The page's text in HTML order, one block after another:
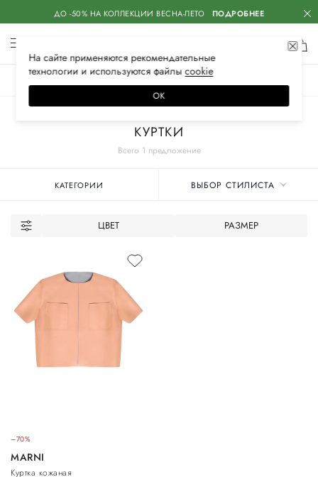
ДО -50% НА КОЛЛЕКЦИИ ВЕСНА-ЛЕТО ПОДРОБНЕЕ
Всего 1 предложение
КУРТКИ
КАТЕГОРИИ ВЫБОР СТИЛИСТА
ЦВЕТ РАЗМЕР
–70%
MARNI
Куртка кожаная
На сайте применяются рекомендательные
технологии и используются файлысооkiе
ОК